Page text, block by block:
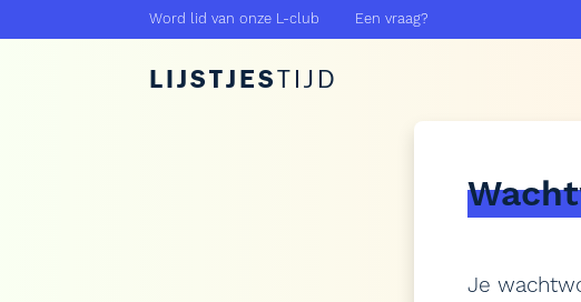
Word lid van onze L-club Een vraag?
LIJSTJESTIJD
Je